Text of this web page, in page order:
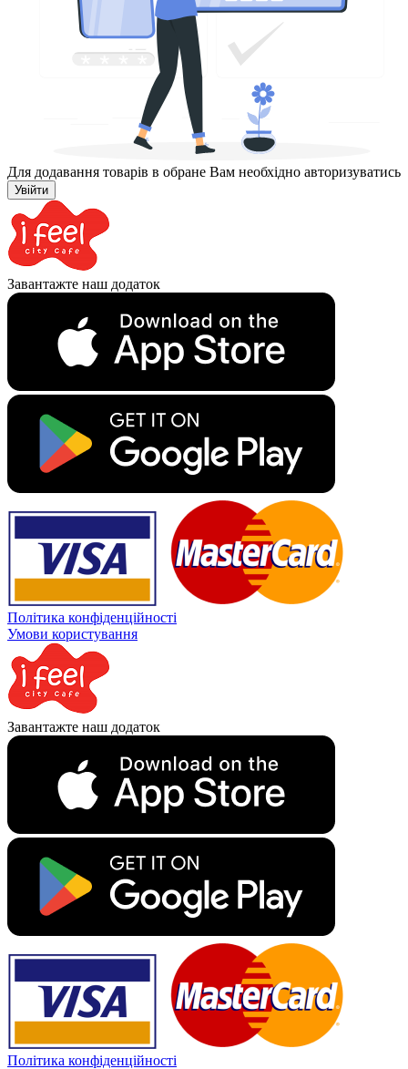
Для додавання товарів в обране Вам необхідно авторизуватись
Увійти
Завантажте наш додаток
Політика конфіденційності
Умови користування
Завантажте наш додаток
Політика конфіденційності